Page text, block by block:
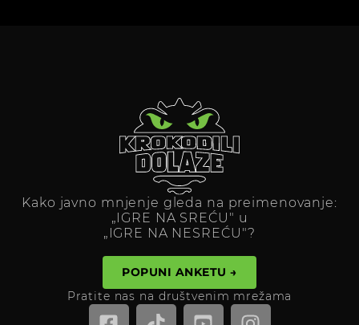
Kako javno mnjenje gleda na preimenovanje:
„IGRE NA SREĆU" u
„IGRE NA NESREĆU"?
POPUNI ANKETU →
Pratite nas na društvenim mrežama